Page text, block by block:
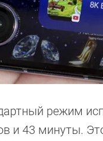
режим
и 43 минуты.